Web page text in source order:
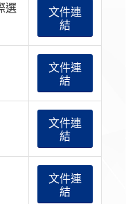
選
文件連
結
文件連
結
文件連
結
文件連
結